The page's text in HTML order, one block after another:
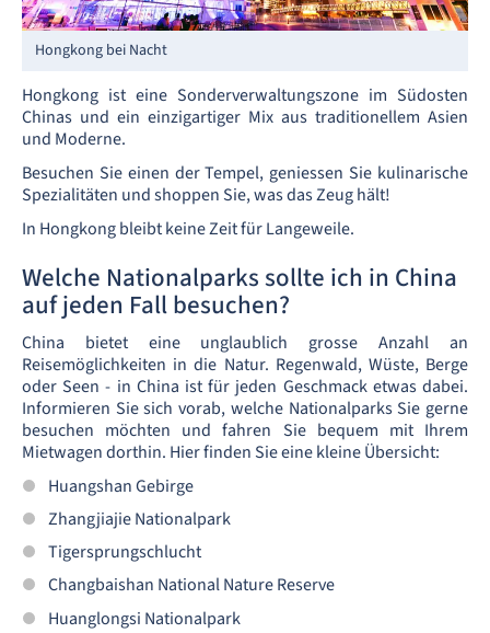
Hongkong bei Nacht
Hongkong ist eine Sonderverwaltungszone im Südosten
Chinas und ein einzigartiger Mix aus traditionellem Asien
und Moderne.
Besuchen Sie einen der Tempel, geniessen Sie kulinarische
Spezialitäten und shoppen Sie, was das Zeug hält!
In Hongkong bleibt keine Zeit für Langeweile.
Welche Nationalparks sollte ich in China
auf jeden Fall besuchen?
China bietet eine unglaublich grosse Anzahl an
Reisemöglichkeiten in die Natur. Regenwald, Wüste, Berge
oder Seen - in China ist für jeden Geschmack etwas dabei.
Informieren Sie sich vorab, welche Nationalparks Sie gerne
besuchen möchten und fahren Sie bequem mit Ihrem
Mietwagen dorthin. Hier finden Sie eine kleine Übersicht:
Huangshan Gebirge
Zhangjiajie Nationalpark
Tigersprungschlucht
Changbaishan National Nature Reserve
Huanglongsi Nationalpark